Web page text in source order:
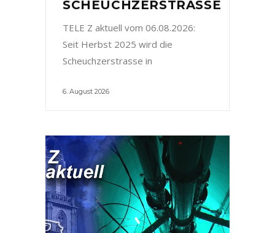
SCHEUCHZERSTRASSE
TELE Z aktuell vom 06.08.2026:
Seit Herbst 2025 wird die
Scheuchzerstrasse in
6. August 2026